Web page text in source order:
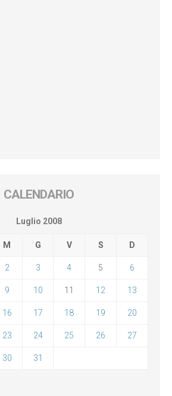
CALENDARIO
Luglio 2008
M G V S D
2 3 4 5 6
9 10 11 12 13
16 17 18 19 20
23 24 25 26 27
30 31